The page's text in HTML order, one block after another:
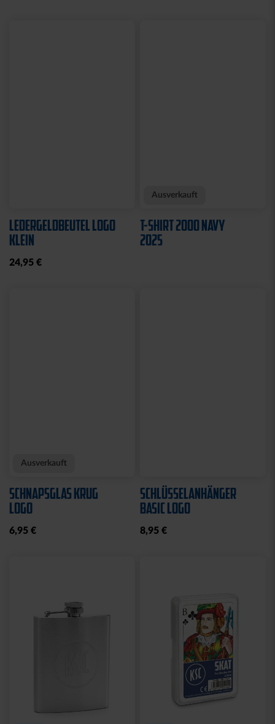
LEDERGELDBEUTEL LOGO
KLEIN
24,95 €
Ausverkauft
T-SHIRT 2000 NAVY
2025
Ausverkauft
SCHNAPSGLAS KRUG
LOGO
6,95 €
SCHLÜSSELANHÄNGER
BASIC LOGO
8,95 €